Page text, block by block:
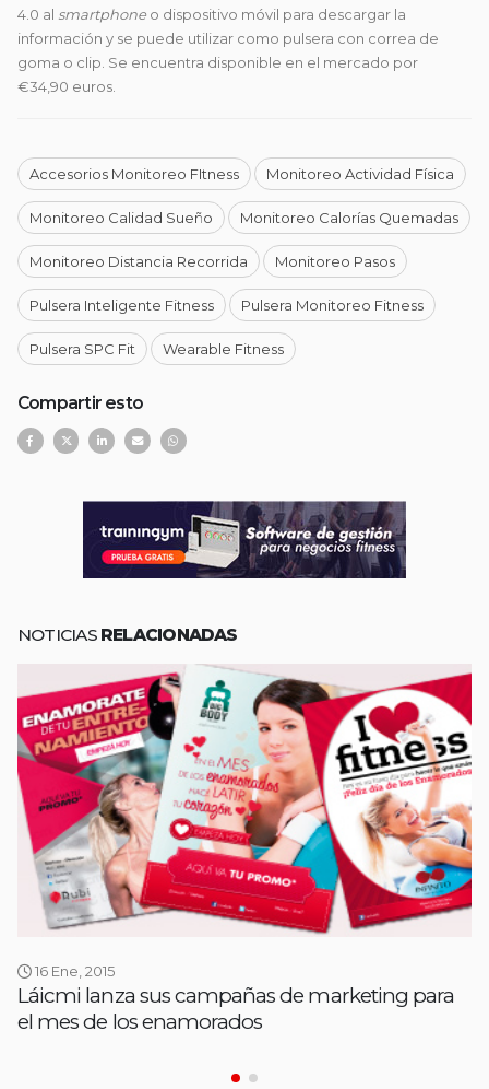
4.0 al smartphoneo dispositivo móvil para descargar la
información y se puede utilizar como pulsera con correa de
goma o clip. Se encuentra disponible en el mercado por
€34,90 euros.
Accesorios Monitoreo FItness Monitoreo Actividad Física
Monitoreo Calidad Sueño Monitoreo Calorías Quemadas
Monitoreo Distancia Recorrida Monitoreo Pasos
Pulsera Inteligente Fitness Pulsera Monitoreo Fitness
Pulsera SPC Fit Wearable Fitness
Compartir esto
NOTICIAS RELACIONADAS
16 Ene, 2015
Láicmi lanza sus campañas de marketing para
el mes de los enamorados